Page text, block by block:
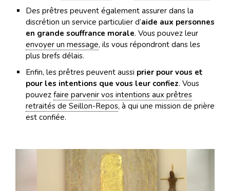
Des prêtres peuvent également assurer dans la
discrétion un service particulier d’aide aux personnes
en grande souffrance morale. Vous pouvez leur
envoyer un message, ils vous répondront dans les
plus brefs délais.
Enfin, les prêtres peuvent aussi prier pour vous et
pour les intentions que vous leur confiez. Vous
pouvez faire parvenir vos intentions aux prêtres
retraités de Seillon-Repos, à qui une mission de prière
est confiée.